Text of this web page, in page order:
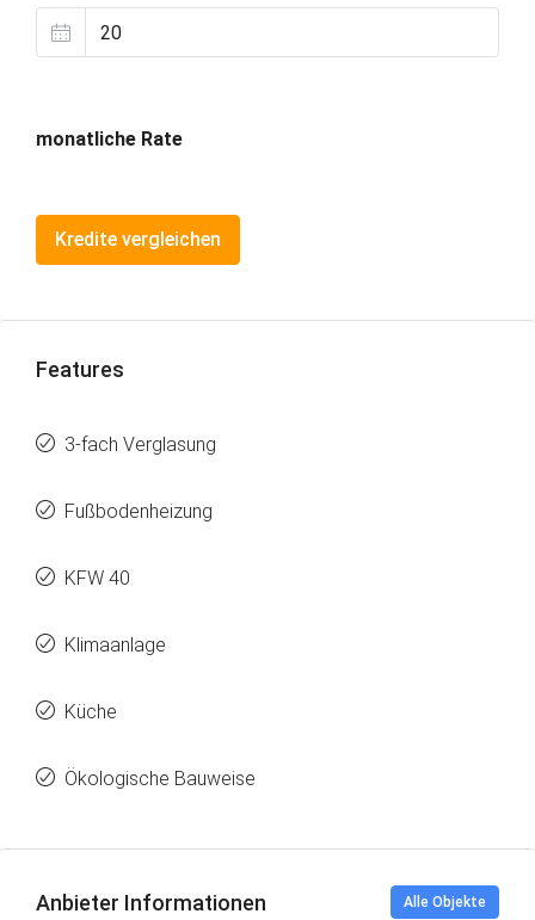
monatliche Rate
Kredite vergleichen
Features
3-fach Verglasung
Fußbodenheizung
KFW 40
Klimaanlage
Küche
Ökologische Bauweise
Anbieter Informationen Alle Objekte